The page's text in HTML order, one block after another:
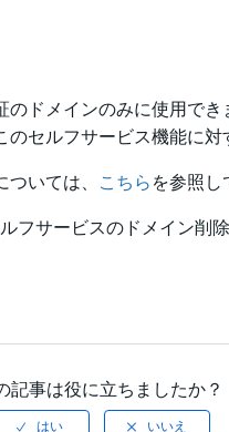
ドメインのみに使用で
セルフサービス機能に対
いては、 こちら を参照し
フサービスのドメイン削
記事は役に立ちましたか？